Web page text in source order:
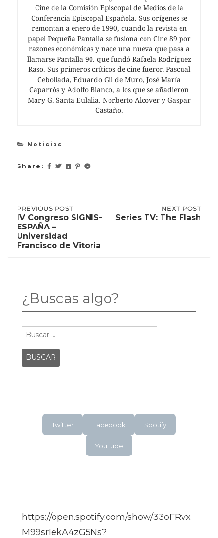
Cine de la Comisión Episcopal de Medios de la
Conferencia Episcopal Española. Sus orígenes se
remontan a enero de 1990, cuando la revista en
papel Pequeña Pantalla se fusiona con Cine 89 por
razones económicas y nace una nueva que pasa a
llamarse Pantalla 90, que fundó Rafaela Rodríguez
Raso. Sus primeros críticos de cine fueron Pascual
Cebollada, Eduardo Gil de Muro, José María
Caparrós y Adolfo Blanco, a los que se añadieron
Mary G. Santa Eulalia, Norberto Alcover y Gaspar
Castaño.
Noticias
Share:
Post
navigation
PREVIOUS
POST:
IV
CONGRESO
SIGNIS-
ESPAÑA
PREVIOUS POST
IV Congreso SIGNIS-
ESPAÑA –
Universidad
Francisco de Vitoria
POST:
NEXT POST
Series TV: The Flash
¿Buscas algo?
Twitter Facebook Spotify
YouTube
https://open.spotify.com/show/33oFRvx
M99srIekA4zG5Ns?